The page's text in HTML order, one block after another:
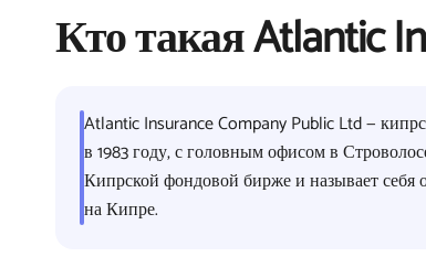
Кто такая Atlantic
Atlantic Insurance Company Public Ltd —
в 1983 году, с головным офисом в
Кипрской фондовой бирже и называет
на Кипре.